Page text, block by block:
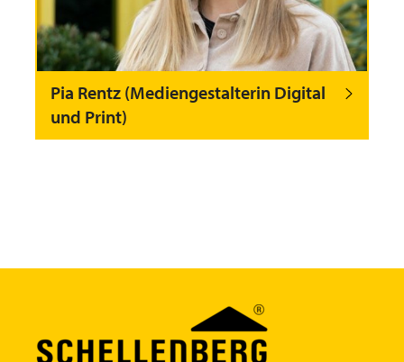
Pia Rentz (Mediengestalterin Digital
und Print)